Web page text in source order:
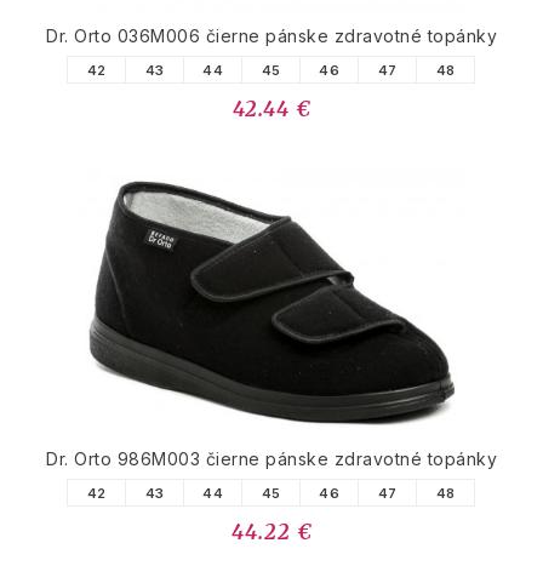
Dr. Orto 036M006 čierne pánske zdravotné topánky
42 43 44 45 46 47 48
42.44 €
Dr. Orto 986M003 čierne pánske zdravotné topánky
42 43 44 45 46 47 48
44.22 €